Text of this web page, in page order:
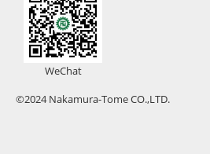
WeChat
©2024 Nakamura-Tome CO.,LTD.